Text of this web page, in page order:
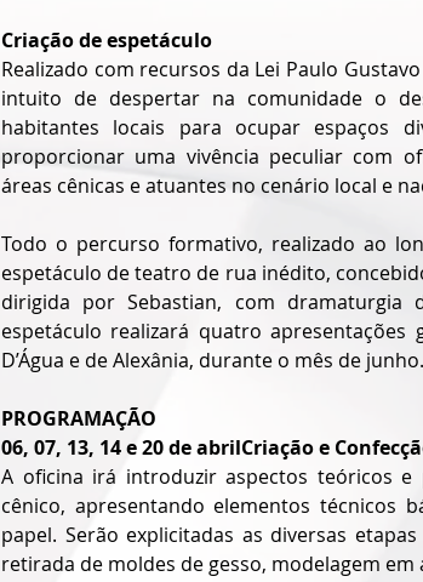
Criação de espetáculo
Realizado com recursos da Lei Paulo
intuito de despertar na comunidade o
habitantes locais para ocupar espaços
proporcionar uma vivência peculiar com
áreas cênicas e atuantes no cenário local e
Todo o percurso formativo, realizado ao
espetáculo de teatro de rua inédito,
dirigida por Sebastian, com dramaturgia
espetáculo realizará quatro
D’Água e de Alexânia, durante o mês de junho.
PROGRAMAÇÃO
06, 07, 13, 14 e 20 de abrilCriação e
A oficina irá introduzir aspectos teóricos
cênico, apresentando elementos técnicos
papel. Serão explicitadas as diversas
retirada de moldes de gesso, modelagem